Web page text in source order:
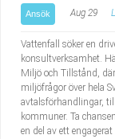
Ansök Aug 29
Vattenfall söker en
konsultverksamhet.
Miljö och Tillstånd,
miljöfrågor över hela
avtalsförhandlingar,
kommuner. Ta
en del av ett engagerat